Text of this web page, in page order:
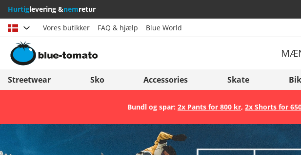
Hurtiglevering &nemretur
Vælg land
Österreich
Suisse (Français)
Svizzera (Italiano)
Italia (Italiano)
Italien (Deutsch)
España
Suomi
Slovenija
België (Nederlands)
Belgique (Français)
Danmark
Vores butikker FAQ & hjælp Blue World
Streetwear Sko Accessories Skate
Bundl og spar: 2x Pants for 800 kr, 2x Shorts for